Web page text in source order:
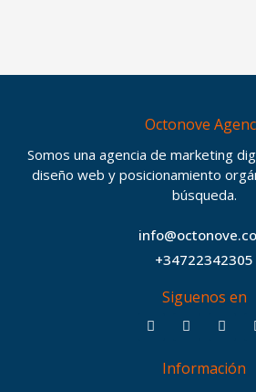
Octonove
Somos una agencia de marketing
diseño web y posicionamiento
búsqueda.
+34722342305
Siguenos en
F
T
i
I
s
Información